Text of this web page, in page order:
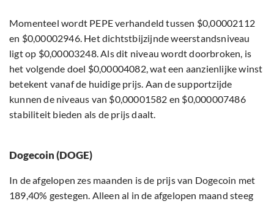
Momenteel wordt PEPE verhandeld tussen $0,00002112
en $0,00002946. Het dichtstbijzijnde weerstandsniveau
ligt op $0,00003248. Als dit niveau wordt doorbroken, is
het volgende doel $0,00004082, wat een aanzienlijke winst
betekent vanaf de huidige prijs. Aan de supportzijde
kunnen de niveaus van $0,00001582 en $0,000007486
stabiliteit bieden als de prijs daalt.
Dogecoin (DOGE)
In de afgelopen zes maanden is de prijs van Dogecoin met
189,40% gestegen. Alleen al in de afgelopen maand steeg